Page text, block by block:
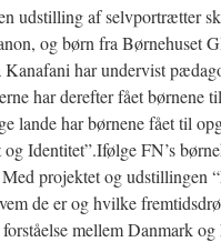
udstilling af selvportrætter
og børn fra Børnehuset
har undervist
har derefter fået børnene
lande har børnene fået til
og Identitet”.Ifølge FN’s
projektet og udstillingen
de er og hvilke
mellem Danmark